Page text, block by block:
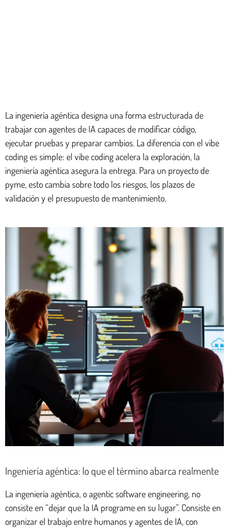
La ingeniería agéntica designa una forma estructurada de
trabajar con agentes de IA capaces de modificar código,
ejecutar pruebas y preparar cambios. La diferencia con el vibe
coding es simple: el vibe coding acelera la exploración, la
ingeniería agéntica asegura la entrega. Para un proyecto de
pyme, esto cambia sobre todo los riesgos, los plazos de
validación y el presupuesto de mantenimiento.
Ingeniería agéntica: lo que el término abarca realmente
La ingeniería agéntica, o agentic software engineering, no
consiste en “dejar que la IA programe en su lugar”. Consiste en
organizar el trabajo entre humanos y agentes de IA, con